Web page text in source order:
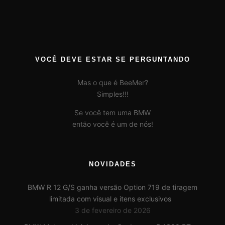
VOCÊ DEVE ESTAR SE PERGUNTANDO
Mas o que é BeeMer?
Simples!!!
Se você tem uma BMW
então você é um de nós!
NOVIDADES
BMW R 12 G/S ganha versão Option 719 de tiragem
limitada com visual e itens exclusivos
3 de fevereiro de 2026